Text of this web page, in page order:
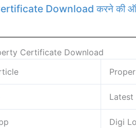
Download करने की
Certificate Download
Latest
Digi